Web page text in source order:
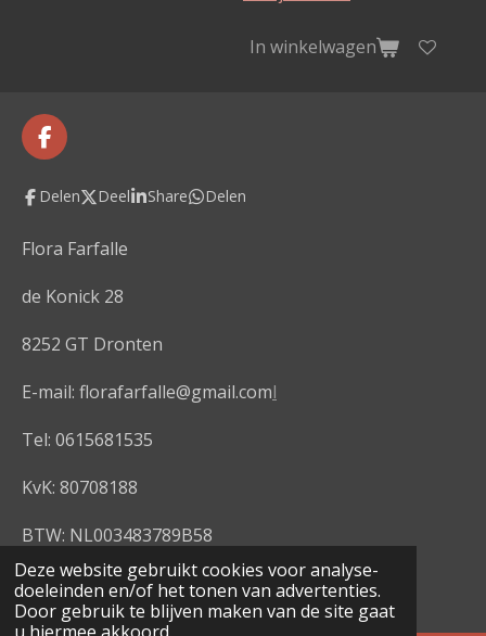
Deze website gebruikt cookies voor analyse-
doeleinden en/of het tonen van advertenties.
Door gebruik te blijven maken van de site gaat
In winkelwagen
F
a
c
e
o
k
Delen Deel Share Delen
Flora Farfalle
de Konick 28
8252 GT Dronten
E-mail: florafarfalle@gmail.coml
Tel: 0615681535
KvK: 80708188
BTW: NL003483789B58
© 2020 - 2026 Flora Farfalle
Powered by JouwWeb